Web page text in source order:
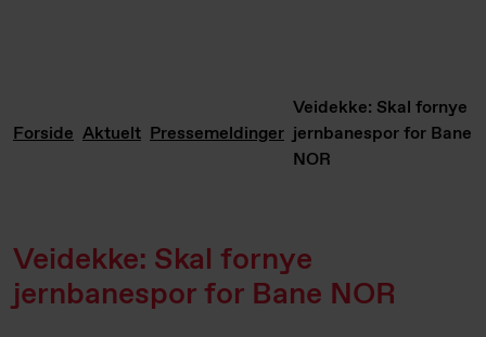
Forside Aktuelt Pressemeldinger
Veidekke: Skal fornye
jernbanespor for Bane
NOR
Veidekke: Skal fornye
jernbanespor for Bane NOR